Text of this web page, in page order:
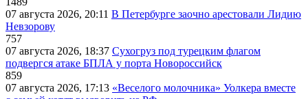
07 августа 2026, 20:11 В Петербурге заочно арестовали Лидию
Невзорову
757
07 августа 2026, 18:37 Сухогруз под турецким флагом
подвергся атаке БПЛА у порта Новороссийск
859
07 августа 2026, 17:13 «Веселого молочника» Уолкера вместе